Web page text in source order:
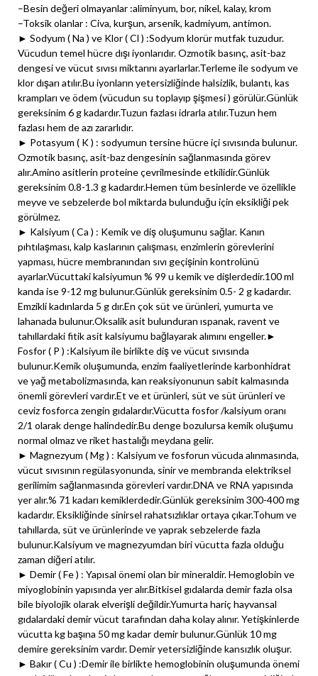
–Besin değeri olmayanlar :aliminyum, bor, nikel, kalay, krom
–Toksik olanlar : Civa, kurşun, arsenik, kadmiyum, antimon.
► Sodyum ( Na ) ve Klor ( Cl ) :Sodyum klorür mutfak tuzudur.
Vücudun temel hücre dışı iyonlarıdır. Ozmotik basınç, asit-baz
dengesi ve vücut sıvısı miktarını ayarlarlar.Terleme ile sodyum ve
klor dışarı atılır.Bu iyonların yetersizliğinde halsizlik, bulantı, kas
krampları ve ödem (vücudun su toplayıp şişmesi ) görülür.Günlük
gereksinim 6 g kadardır.Tuzun fazlası idrarla atılır.Tuzun hem
fazlası hem de azı zararlıdır.
► Potasyum ( K ) : sodyumun tersine hücre içi sıvısında bulunur.
Ozmotik basınç, asit-baz dengesinin sağlanmasında görev
alır.Amino asitlerin proteine çevrilmesinde etkilidir.Günlük
gereksinim 0.8-1.3 g kadardır.Hemen tüm besinlerde ve özellikle
meyve ve sebzelerde bol miktarda bulunduğu için eksikliği pek
görülmez.
► Kalsiyum ( Ca ) : Kemik ve diş oluşumunu sağlar. Kanın
pıhtılaşması, kalp kaslarının çalışması, enzimlerin görevlerini
yapması, hücre membranından sıvı geçişinin kontrolünü
ayarlar.Vücuttaki kalsiyumun % 99 u kemik ve dişlerdedir.100 ml
kanda ise 9-12 mg bulunur.Günlük gereksinim 0.5- 2 g kadardır.
Emzikli kadınlarda 5 g dır.En çok süt ve ürünleri, yumurta ve
lahanada bulunur.Oksalik asit bulunduran ıspanak, ravent ve
tahıllardaki fitik asit kalsiyumu bağlayarak alımını engeller.►
Fosfor ( P ) :Kalsiyum ile birlikte diş ve vücut sıvısında
bulunur.Kemik oluşumunda, enzim faaliyetlerinde karbonhidrat
ve yağ metabolizmasında, kan reaksiyonunun sabit kalmasında
önemli görevleri vardır.Et ve et ürünleri, süt ve süt ürünleri ve
ceviz fosforca zengin gıdalardır.Vücutta fosfor /kalsiyum oranı
2/1 olarak denge halindedir.Bu denge bozulursa kemik oluşumu
normal olmaz ve riket hastalığı meydana gelir.
► Magnezyum ( Mg ) : Kalsiyum ve fosforun vücuda alınmasında,
vücut sıvısının regülasyonunda, sinir ve membranda elektriksel
gerilimim sağlanmasında görevleri vardır.DNA ve RNA yapısında
yer alır.% 71 kadarı kemiklerdedir.Günlük gereksinim 300-400 mg
kadardır. Eksikliğinde sinirsel rahatsızlıklar ortaya çıkar.Tohum ve
tahıllarda, süt ve ürünlerinde ve yaprak sebzelerde fazla
bulunur.Kalsiyum ve magnezyumdan biri vücutta fazla olduğu
zaman diğeri atılır.
► Demir ( Fe ) : Yapısal önemi olan bir mineraldir. Hemoglobin ve
miyoglobinin yapısında yer alır.Bitkisel gıdalarda demir fazla olsa
bile biyolojik olarak elverişli değildir.Yumurta hariç hayvansal
gıdalardaki demir vücut tarafından daha kolay alınır. Yetişkinlerde
vücutta kg başına 50 mg kadar demir bulunur.Günlük 10 mg
demire gereksinim vardır. Demir yetersizliğinde kansızlık oluşur.
► Bakır ( Cu ) :Demir ile birlikte hemoglobinin oluşumunda önemi